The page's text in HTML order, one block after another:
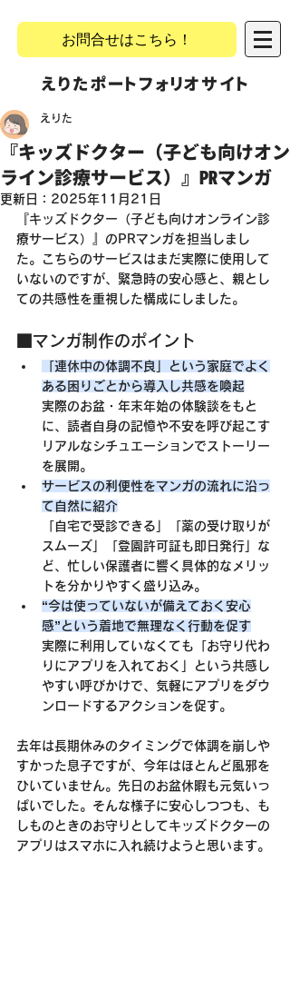
お問合せはこちら！
​えりたポートフォリオサイト
『キッズドクター（子ども向けオン
ライン診療サービス）』PRマンガ
えりた
更新日： 2025年11月21日
『キッズドクター（子ども向けオンライン診
療サービス）』のPRマンガを担当しまし
た。こちらのサービスはまだ実際に使用して
いないのですが、緊急時の安心感と、親とし
ての共感性を重視した構成にしました。
■マンガ制作のポイント
「連休中の体調不良」という家庭でよく
ある困りごとから導入し共感を喚起
実際のお盆・年末年始の体験談をもと
に、読者自身の記憶や不安を呼び起こす
リアルなシチュエーションでストーリー
を展開。
サービスの利便性をマンガの流れに沿っ
て自然に紹介
「自宅で受診できる」「薬の受け取りが
スムーズ」「登園許可証も即日発行」な
ど、忙しい保護者に響く具体的なメリッ
トを分かりやすく盛り込み。
“今は使っていないが備えておく安心
感”という着地で無理なく行動を促す
実際に利用していなくても「お守り代わ
りにアプリを入れておく」という共感し
やすい呼びかけで、気軽にアプリをダウ
ンロードするアクションを促す。
去年は長期休みのタイミングで体調を崩しや
すかった息子ですが、今年はほとんど風邪を
ひいていません。先日のお盆休暇も元気いっ
ぱいでした。そんな様子に安心しつつも、も
しものときのお守りとしてキッズドクターの
アプリはスマホに入れ続けようと思います。